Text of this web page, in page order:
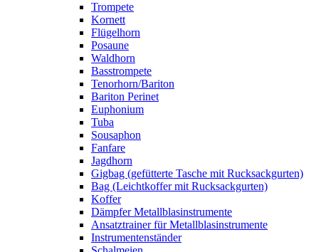
Trompete
Kornett
Flügelhorn
Posaune
Waldhorn
Basstrompete
Tenorhorn/Bariton
Bariton Perinet
Euphonium
Tuba
Sousaphon
Fanfare
Jagdhorn
Gigbag (gefütterte Tasche mit Rucksackgurten)
Bag (Leichtkoffer mit Rucksackgurten)
Koffer
Dämpfer Metallblasinstrumente
Ansatztrainer für Metallblasinstrumente
Instrumentenständer